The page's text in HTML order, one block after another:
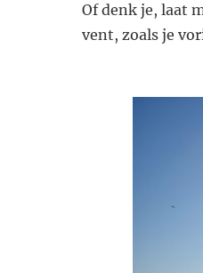
Of denk je, laat
vent, zoals je